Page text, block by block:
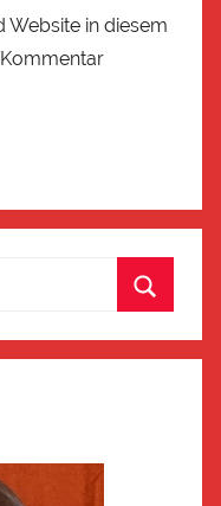
Website in diesem